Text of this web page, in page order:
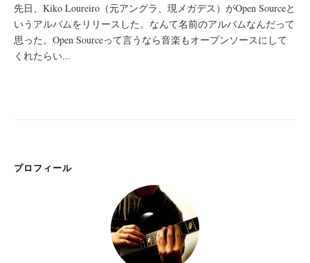
先日、Kiko Loureiro（元アングラ、現メガデス）がOpen Sourceと
いうアルバムをリリースした。なんて名前のアルバムなんだって
思った。Open Sourceって言うなら音楽もオープンソースにして
くれたらい...
プロフィール